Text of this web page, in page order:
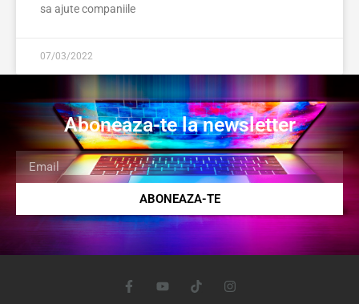
sa ajute companiile
07/03/2022
Aboneaza-te la newsletter
ABONEAZA-TE